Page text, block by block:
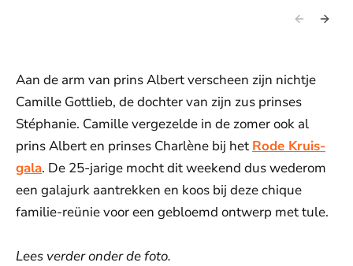
Aan de arm van prins Albert verscheen zijn nichtje
Camille Gottlieb, de dochter van zijn zus prinses
Stéphanie. Camille vergezelde in de zomer ook al
prins Albert en prinses Charlène bij het Rode Kruis-
gala. De 25-jarige mocht dit weekend dus wederom
een galajurk aantrekken en koos bij deze chique
familie-reünie voor een gebloemd ontwerp met tule.
Lees verder onder de foto.